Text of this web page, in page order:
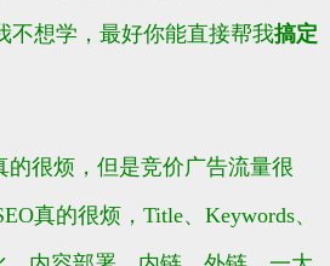
不想学，最好你能直接帮我搞定
的很烦，但是竞价广告流量很
真的很烦，Title、Keywords、